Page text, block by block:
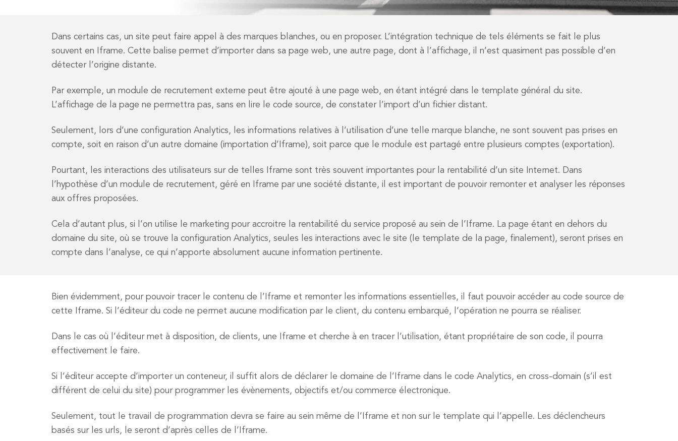
Dans certains cas, un site peut faire appel à des marques blanches, ou en proposer. L’intégration technique de tels éléments se fait le plus
souvent en Iframe. Cette balise permet d’importer dans sa page web, une autre page, dont à l’affichage, il n’est quasiment pas possible d’en
détecter l’origine distante.
Par exemple, un module de recrutement externe peut être ajouté à une page web, en étant intégré dans le template général du site.
L’affichage de la page ne permettra pas, sans en lire le code source, de constater l’import d’un fichier distant.
Seulement, lors d’une configuration Analytics, les informations relatives à l’utilisation d’une telle marque blanche, ne sont souvent pas prises en
compte, soit en raison d’un autre domaine (importation d’Iframe), soit parce que le module est partagé entre plusieurs comptes (exportation).
Pourtant, les interactions des utilisateurs sur de telles Iframe sont très souvent importantes pour la rentabilité d’un site Internet. Dans
l’hypothèse d’un module de recrutement, géré en Iframe par une société distante, il est important de pouvoir remonter et analyser les réponses
aux offres proposées.
Cela d’autant plus, si l’on utilise le marketing pour accroitre la rentabilité du service proposé au sein de l’Iframe. La page étant en dehors du
domaine du site, où se trouve la configuration Analytics, seules les interactions avec le site (le template de la page, finalement), seront prises en
compte dans l’analyse, ce qui n’apporte absolument aucune information pertinente.
Bien évidemment, pour pouvoir tracer le contenu de l’Iframe et remonter les informations essentielles, il faut pouvoir accéder au code source de
cette Iframe. Si l’éditeur du code ne permet aucune modification par le client, du contenu embarqué, l’opération ne pourra se réaliser.
Dans le cas où l’éditeur met à disposition, de clients, une Iframe et cherche à en tracer l’utilisation, étant propriétaire de son code, il pourra
effectivement le faire.
Si l’éditeur accepte d’importer un conteneur, il suffit alors de déclarer le domaine de l’Iframe dans le code Analytics, en cross-domain (s’il est
différent de celui du site) pour programmer les évènements, objectifs et/ou commerce électronique.
Seulement, tout le travail de programmation devra se faire au sein même de l’Iframe et non sur le template qui l’appelle. Les déclencheurs
basés sur les urls, le seront d’après celles de l’Iframe.